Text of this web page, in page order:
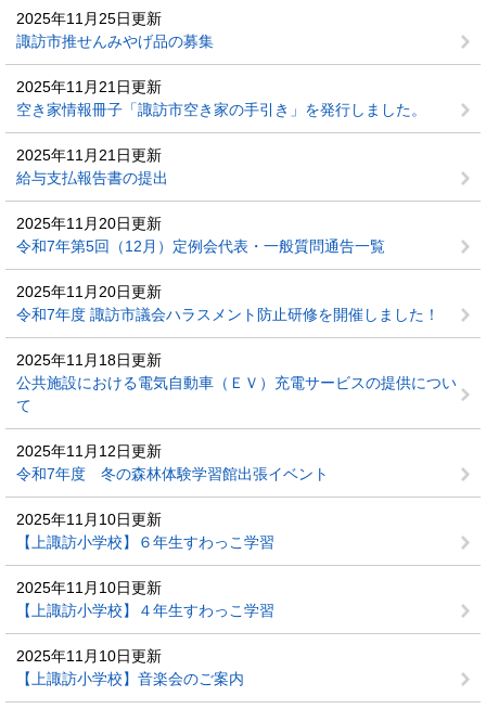
2025年11月25日更新
諏訪市推せんみやげ品の募集
2025年11月21日更新
空き家情報冊子「諏訪市空き家の手引き」を発行しました。
2025年11月21日更新
給与支払報告書の提出
2025年11月20日更新
令和7年第5回（12月）定例会代表・一般質問通告一覧
2025年11月20日更新
令和7年度 諏訪市議会ハラスメント防止研修を開催しました！
2025年11月18日更新
公共施設における電気自動車（ＥＶ）充電サービスの提供につい
て
2025年11月12日更新
令和7年度 冬の森林体験学習館出張イベント
2025年11月10日更新
【上諏訪小学校】６年生すわっこ学習
2025年11月10日更新
【上諏訪小学校】４年生すわっこ学習
2025年11月10日更新
【上諏訪小学校】音楽会のご案内